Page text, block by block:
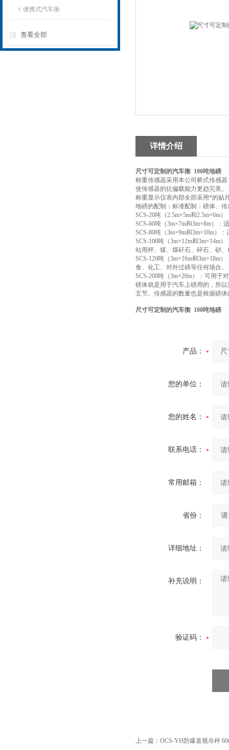
便携式汽车衡
查看全部
详情介绍
尺寸可定制的汽车衡 100吨地磅
称重传感器采用本公司桥式传感
使传感器的抗偏载能力更趋完美。
称重显示仪表内部全部采用*的贴
地磅的配制：标准配制：磅体、
SCS-20吨（2.5m×5m和2.5m×6m
SCS-60吨（3m×7m和3m×8m）
SCS-80吨（3m×9m和3m×10m）
SCS-100吨（3m×12m和3m×14m
站用秤、煤、煤矸石、碎石、砂
SCS-120吨（3m×16m和3m×18m
食、化工、对外过磅等任何场合。
SCS-200吨（3m×20m）：可用于
磅体就是用于汽车上磅用的，所
五节。传感器的数量也是根据磅
尺寸可定制的汽车衡 100吨地磅
产品：
您的单位：
您的姓名：
联系电话：
常用邮箱：
省份：
详细地址：
补充说明：
验证码：
上一篇： OCS-YH防爆直视吊秤